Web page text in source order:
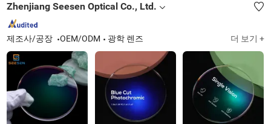
저 보호 렌즈
Zhenjiang Seesen Optical Co., Ltd.
제조사/공장 OEM/ODM 광학 렌즈 더 보기 +